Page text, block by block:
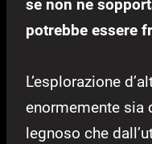
se non ne
potrebbe essere
L’esplorazione
enormemente sia
legnoso che